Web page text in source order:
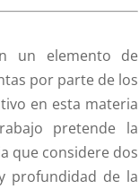
un elemento de
por parte de los
en esta materia
pretende la
que considere dos
profundidad de la